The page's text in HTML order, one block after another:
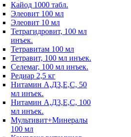
Кайод 1000 табл.
Элеовит 100 мл
Элеовит 10 мл
Тетрагидровит, 100 мл
инъек.
Тетравитам 100 мл
Тетравит, 100 мл инъек.
Селемаг, 100 мл инъек.
Редиар 2,5 кг
Нитамин А,Д3,Е,С, 50
мл инъек.
Нитамин А,Д3,Е,С, 100
мл инъек.
Мультивит+Минералы
100 мл